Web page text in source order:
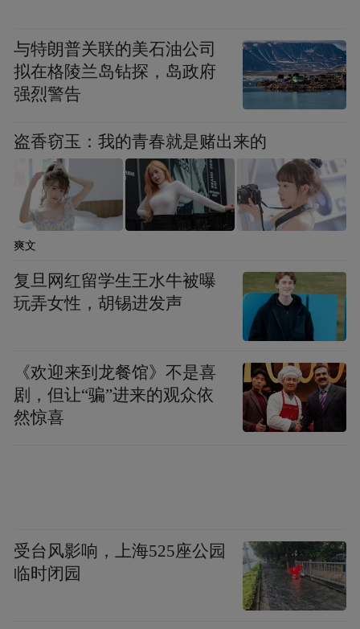
风的季节
秋风起，食腊味。
为什么一定要等到秋风来呢？以前我总是很
伤感地和秋天的肃杀联想在一起。
后来得知一切并非我想的那么诗情画意，而
仅仅是因为秋天风高气爽，制作腊味的时候
甚至于香肠，在很多地方直接叫做腊肠，有
人望文生义，一厢情愿地以为两者之间有什
在腊月的时候制作香肠，更容易保存长久。
炎热潮湿的岭南地区其实并不适合生产优质
在广州的城郊看见过腊味工厂专门用来盛放
汾酒的大酒缸，人们迫不得已把酒缸埋于土
中，实现恒温恒湿，这种劳心劳力的做法让
与特朗普关联的美石油公司
拟在格陵兰岛钻探，岛政府
强烈警告
盗香窃玉：我的青春就是赌出来的
爽文
复旦网红留学生王水牛被曝
玩弄女性，胡锡进发声
《欢迎来到龙餐馆》不是喜
剧，但让“骗”进来的观众依
然惊喜
受台风影响，上海525座公园
临时闭园